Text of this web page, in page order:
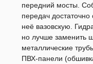
передний мосты.
передач
неё вазовскую.
но лучше заменить
металлические
ПВХ-панели